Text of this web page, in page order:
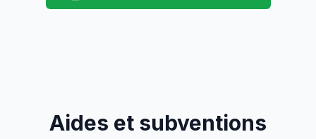
Aides et subventions